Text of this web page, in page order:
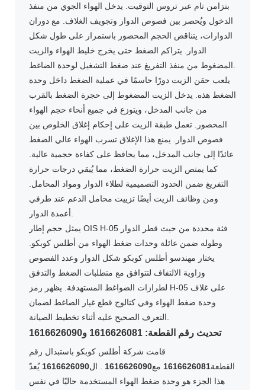
بتزامن تام عبر تروس التوقيت. يدخل الهواء الجوي من منفذ
الدخول ويُحصر بين فصوص الدوار وتجويف الغلاف. مع دوران
الدوارات، يتناقص الحجم المحصور باستمرار على طول شكل
الدوار. يتراكم الضغط حتى يخرج خليط الهواء والزيت
يلعب حقن الزيت دورًا حاسمًا في عملية الضغط داخل وحدة
الضغط هذه. يدخل الزيت المضغوط إلى حجرة الضغط بالقرب
من جانب المدخل، ويتوزع في جميع أنحاء حجم الهواء
المحصور. تعمل طبقة الزيت على إحكام إغلاق الخلوص بين
فصوص الدوار. يمنع هذا الإغلاق تسرب الهواء عالي الضغط
عائدًا إلى جانب المدخل، مما يحافظ على كفاءة حجمية عالية.
كما يمتص الزيت حرارة الضغط، مما يُبقي درجات حرارة
التفريغ ضمن الحدود التصميمية لطلاء الدوار ومواد المحامل.
ومن وظائف الزيت أيضًا تزييت محامل الدعم عند طرفي
يمثل حجم إطار OIS H-05 فئة محددة من حيث قطر الدوار
وطوله ضمن عائلة وحدات ضغط الهواء من أطلس كوبكو.
يختار مهندسو أطلس كوبكو شكل الدوار وعدد الفصوص
وزاوية الالتفاف لتتوافق مع متطلبات الضغط والتدفق
لطرازات الضواغط المستهدفة. يظهر رمز H-05 على غلاف
وحدة ضغط الهواء وفي كتالوج قطع غيار الضاغط لضمان
تحديث رقم القطعة: 1616626081 و1616626090
قامت شركة أطلس كوبكو باستبدال رقم
القطعة1616626081 مع1616626090 . ال1616626090 يُعدّ
هذا الجزء هو وحدة ضغط الهواء المستخدمة حاليًا في نفس